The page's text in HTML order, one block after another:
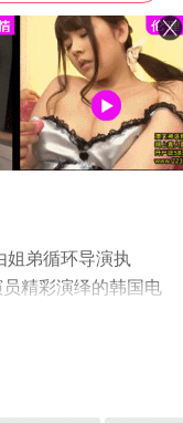
弟循环导演执
精彩演绎的韩国电
大全就上星辰影